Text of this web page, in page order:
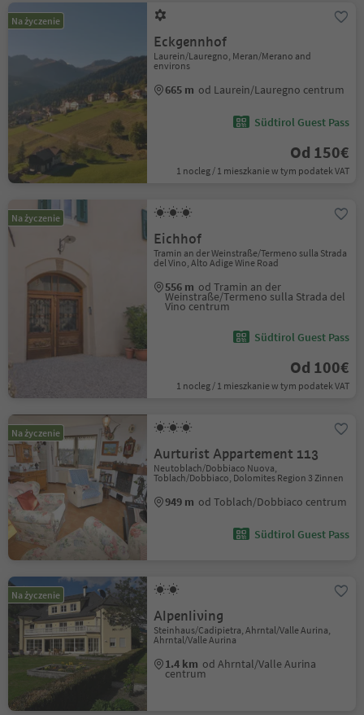
Na życzenie
Eckgennhof
Laurein/Lauregno, Meran/Merano and
environs
665 m od Laurein/Lauregno centrum
Südtirol Guest Pass
Od 150€
1 nocleg / 1 mieszkanie w tym podatek VAT
Na życzenie
Eichhof
Tramin an der Weinstraße/Termeno sulla Strada
del Vino, Alto Adige Wine Road
556 m od Tramin an der
Weinstraße/Termeno sulla Strada del
Vino centrum
Südtirol Guest Pass
Od 100€
1 nocleg / 1 mieszkanie w tym podatek VAT
Na życzenie
Aurturist Appartement 113
Neutoblach/Dobbiaco Nuova,
Toblach/Dobbiaco, Dolomites Region 3 Zinnen
949 m od Toblach/Dobbiaco centrum
Südtirol Guest Pass
Na życzenie
Alpenliving
Steinhaus/Cadipietra, Ahrntal/Valle Aurina,
Ahrntal/Valle Aurina
1.4 km od Ahrntal/Valle Aurina
centrum